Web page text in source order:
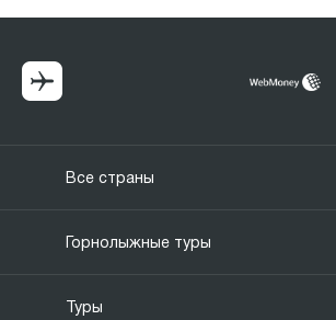
Все страны
Горнолыжные туры
Туры